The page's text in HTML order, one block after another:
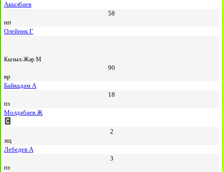
Акылбаев
58
нп
Олейник Г
Кызыл-Жар М
90
вр
Байкадам А
18
пз
Молдабаев Ж
2
зщ
Лебедев А
3
пз